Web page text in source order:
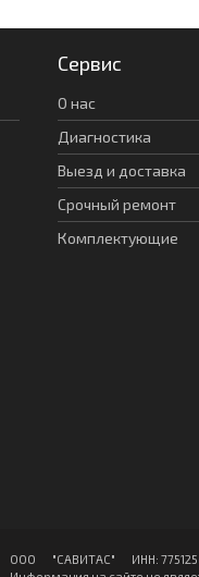
Сервис
О нас
Диагностика
Выезд и доставка
Срочный ремонт
Комплектующие
ООО "CАВИТAC" ИНН: